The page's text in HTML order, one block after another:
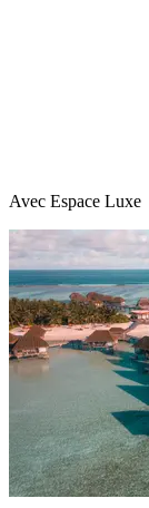
Avec Espace Luxe